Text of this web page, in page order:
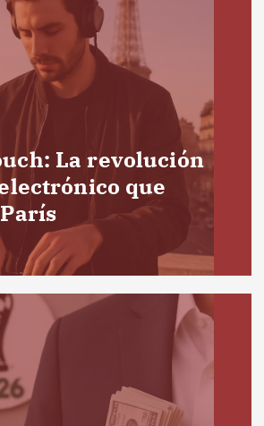
La revolución
que